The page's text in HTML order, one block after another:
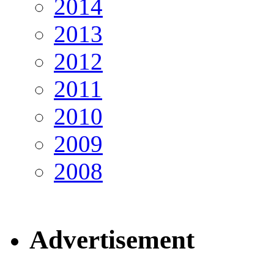
2014
2013
2012
2011
2010
2009
2008
Advertisement